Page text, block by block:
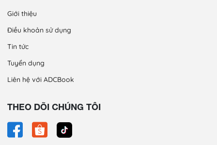
Giới thiệu
Điều khoản sử dụng
Tin tức
Tuyển dụng
Liên hệ với ADCBook
THEO DÕI CHÚNG TÔI